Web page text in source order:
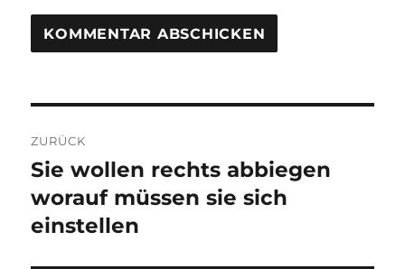
e
i
t
ZURÜCK
V
o
r
Sie wollen rechts abbiegen
worauf müssen sie sich
einstellen